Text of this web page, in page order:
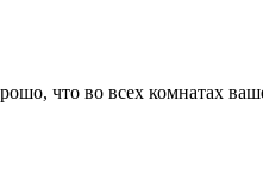
что во всех комнатах